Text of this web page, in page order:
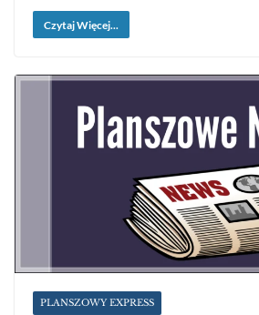
Czytaj Więcej...
PLANSZOWY EXPRESS